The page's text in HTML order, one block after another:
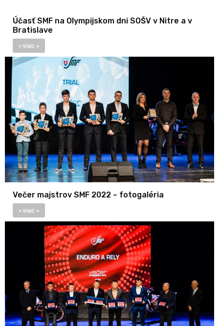
Účasť SMF na Olympijskom dni SOŠV v Nitre a v
Bratislave
» viac »
Večer majstrov SMF 2022 – fotogaléria
» viac »